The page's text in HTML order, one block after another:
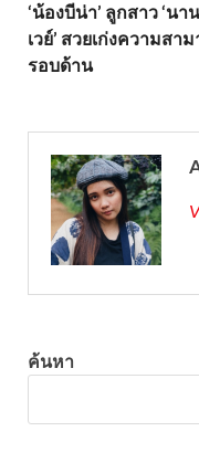
‘น้องบีน่า’ ลูกสาว ‘นา
เวย์’ สวยเก่งความสา
รอบด้าน
ค้นหา